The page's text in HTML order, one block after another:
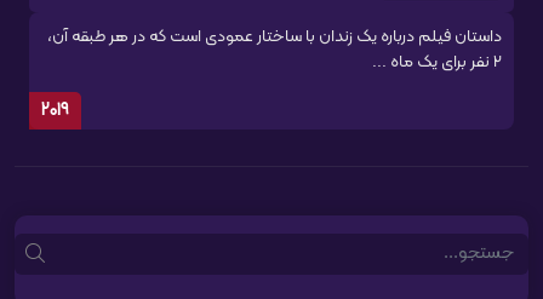
داستان فیلم درباره یک زندان با ساختار عمودی است که در هر طبقه آن،
۲ نفر برای یک ماه ...
2019
Search